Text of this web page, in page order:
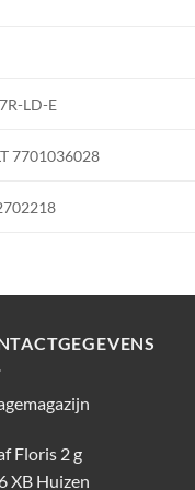
LD-E
7701036028
Floris 2 g
XB Huizen